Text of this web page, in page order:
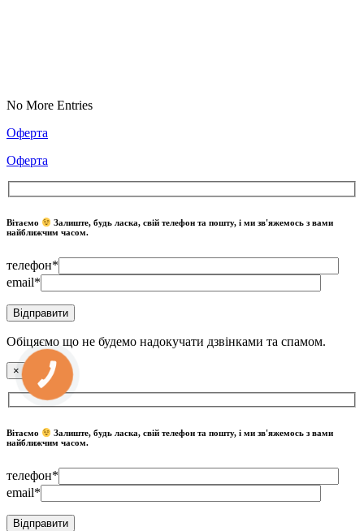
No More Entries
Оферта
Оферта
Вітаємо
Залиште, будь ласка, свій телефон та пошту, і ми зв'яжемось з вами
найближчим часом.
телефон*
email*
Обіцяємо що не будемо надокучати дзвінками та спамом.
×
Вітаємо
Залиште, будь ласка, свій телефон та пошту, і ми зв'яжемось з вами
найближчим часом.
телефон*
email*
КНОПКА
ЗВ'ЯЗКУ